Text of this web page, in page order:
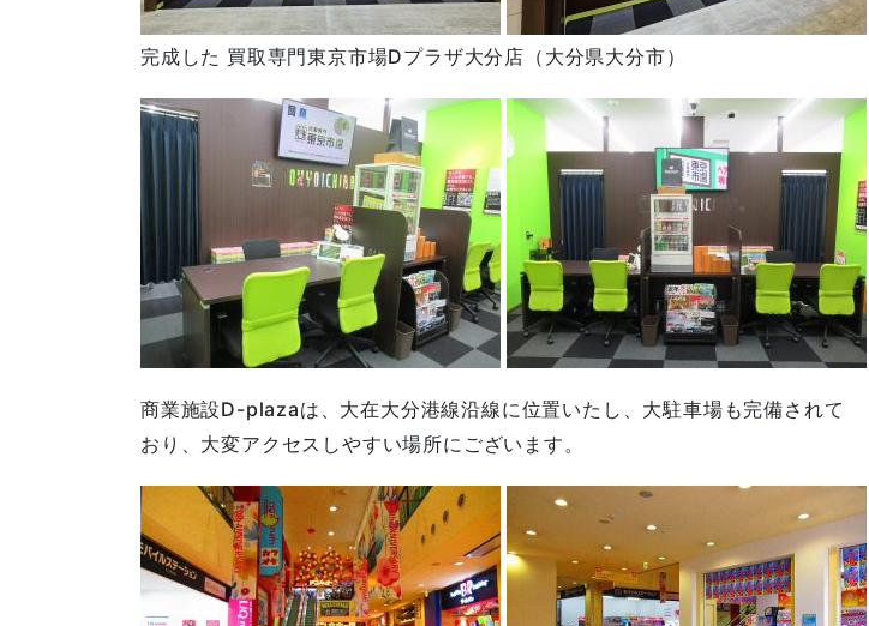
完成した 買取専門東京市場Dプラザ大分店（大分県大分市）
商業施設D-plazaは、大在大分港線沿線に位置いたし、大駐車場も完備されて
おり、大変アクセスしやすい場所にございます。